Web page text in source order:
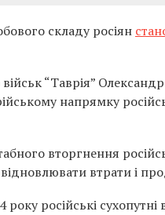
складу росіян
“Таврія” Олександр
напрямку
вторгнення
відновлювати втрати і
російські сухопутні